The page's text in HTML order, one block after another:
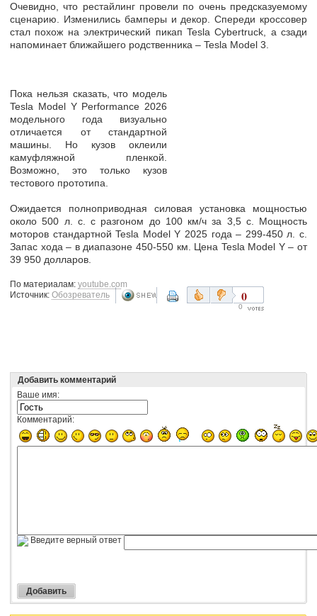
Очевидно, что рестайлинг провели по очень предсказуемому
сценарию. Изменились бамперы и декор. Спереди кроссовер
стал похож на электрический пикап Tesla Cybertruck, а сзади
напоминает ближайшего родственника – Tesla Model 3.
Пока нельзя сказать, что модель
Tesla Model Y Performance 2026
модельного года визуально
отличается от стандартной
машины. Но кузов оклеили
камуфляжной пленкой.
Возможно, это только кузов
тестового прототипа.
Ожидается полноприводная силовая установка мощностью
около 500 л. с. с разгоном до 100 км/ч за 3,5 с. Мощность
моторов стандартной Tesla Model Y 2025 года – 299-450 л. с.
Запас хода – в диапазоне 450-550 км. Цена Tesla Model Y – от
39 950 долларов.
По материалам: youtube.com
Источник: Обозреватель 0
0
Добавить комментарий
Ваше имя:
Комментарий:
Введите верный ответ